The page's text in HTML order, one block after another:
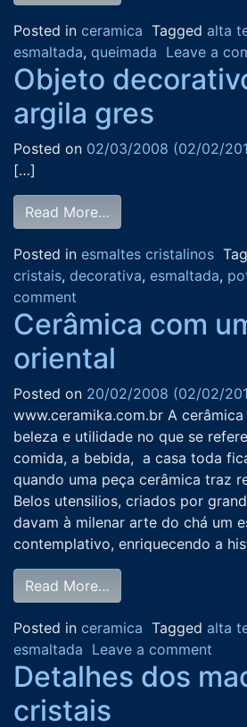
Posted in ceramica Tagged alta
esmaltada, queimada Leave a
Objeto
argila gres
Posted on 02/03/2008 (02/02/
[…]
Read More…
Posted in esmaltes cristalinos
cristais, decorativa, esmaltada,
comment
Cerâmica com
oriental
Posted on 20/02/2008 (02/02/
www.ceramika.com.br A
beleza e utilidade no que se
comida, a bebida, a casa toda
quando uma peça cerâmica traz
Belos utensilios, criados por
davam à milenar arte do chá um
contemplativo, enriquecendo a
Read More…
Posted in ceramica Tagged alta
esmaltada Leave a comment
Detalhes dos
cristais